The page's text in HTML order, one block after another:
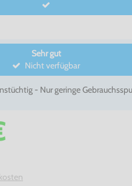
Sehr gut
Nicht verfügbar
- Nur geringe